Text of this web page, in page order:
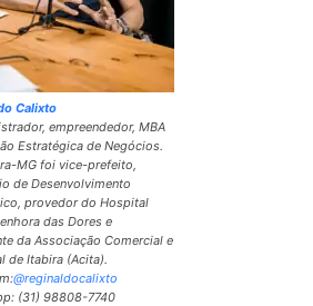
Calixto
empreendedor, MBA
Estratégica de Negócios.
MG foi vice-prefeito,
de Desenvolvimento
provedor do Hospital
das Dores e
da Associação Comercial e
de Itabira (Acita).
@reginaldocalixto
(31) 98808-7740